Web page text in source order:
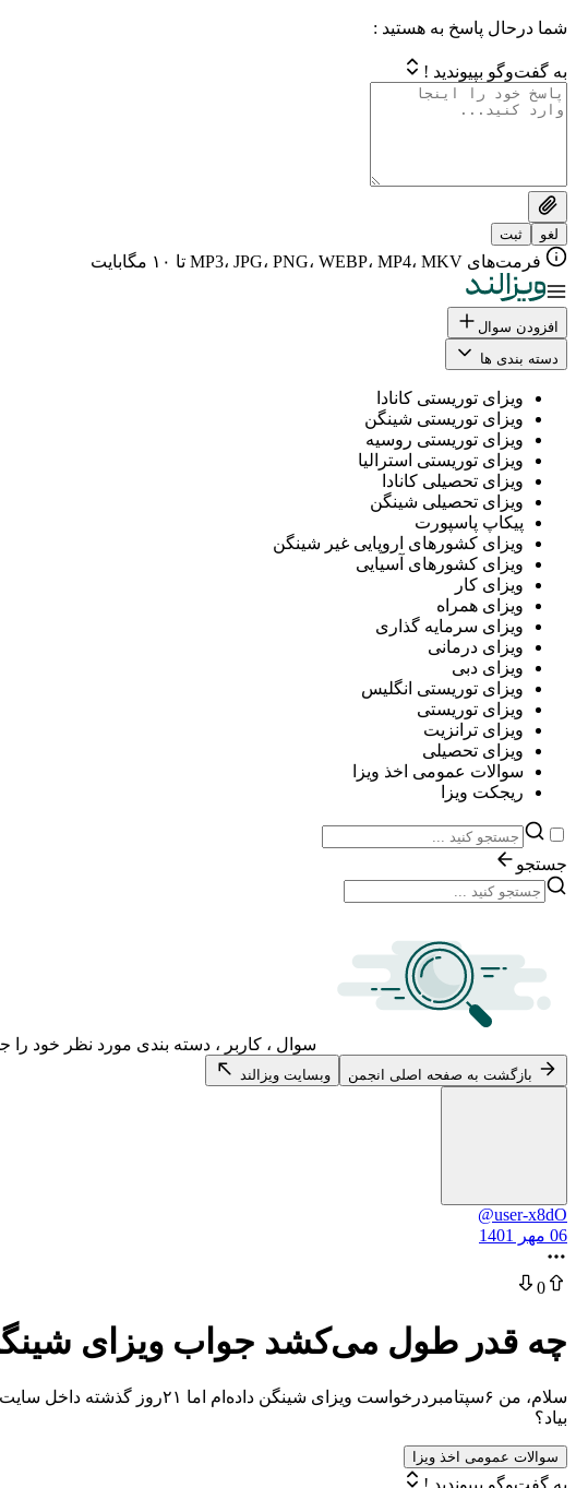
شما درحال پاسخ به هستید :
به گفت‌وگو بپیوندید !
لغو ثبت
فرمت‌های MP3، JPG، PNG، WEBP، MP4، MKV تا ۱۰ مگابایت
افزودن سوال
دسته بندی ها
ویزای توریستی کانادا
ویزای توریستی شینگن
ویزای توریستی روسیه
ویزای توریستی استرالیا
ویزای تحصیلی کانادا
ویزای تحصیلی شینگن
پیکاپ پاسپورت
ویزای کشورهای اروپایی غیر شینگن
ویزای کشورهای آسیایی
ویزای کار
ویزای همراه
ویزای سرمایه گذاری
ویزای درمانی
ویزای دبی
ویزای توریستی انگلیس
ویزای توریستی
ویزای ترانزیت
ویزای تحصیلی
سوالات عمومی اخذ ویزا
ریجکت ویزا
جستجو
سوال ، کاربر ، دسته بندی مورد نظر خود را
بازگشت به صفحه اصلی انجمن وبسایت ویزالند
@user-x8dO
06 مهر 1401
0
چه قدر طول می‌کشد جواب ویزای
سلام، من ۶سپتامبردرخواست
بیاد؟
سوالات عمومی اخذ ویزا
به گفت‌وگو بپیوندید !